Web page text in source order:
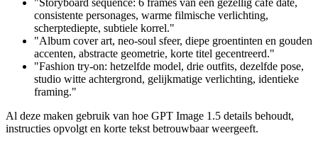
consistente personages, warme filmische verlichting,
scherptediepte, subtiele korrel."
"Album cover art, neo-soul sfeer, diepe groentinten en gouden
accenten, abstracte geometrie, korte titel gecentreerd."
"Fashion try-on: hetzelfde model, drie outfits, dezelfde pose,
studio witte achtergrond, gelijkmatige verlichting, identieke
framing."
Al deze maken gebruik van hoe GPT Image 1.5 details behoudt,
instructies opvolgt en korte tekst betrouwbaar weergeeft.